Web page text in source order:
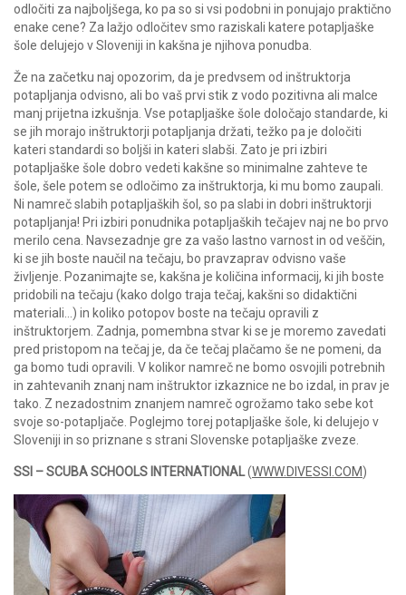
odločiti za najboljšega, ko pa so si vsi podobni in ponujajo praktično
enake cene? Za lažjo odločitev smo raziskali katere potapljaške
šole delujejo v Sloveniji in kakšna je njihova ponudba.
Že na začetku naj opozorim, da je predvsem od inštruktorja
potapljanja odvisno, ali bo vaš prvi stik z vodo pozitivna ali malce
manj prijetna izkušnja. Vse potapljaške šole določajo standarde, ki
se jih morajo inštruktorji potapljanja držati, težko pa je določiti
kateri standardi so boljši in kateri slabši. Zato je pri izbiri
potapljaške šole dobro vedeti kakšne so minimalne zahteve te
šole, šele potem se odločimo za inštruktorja, ki mu bomo zaupali.
Ni namreč slabih potapljaških šol, so pa slabi in dobri inštruktorji
potapljanja! Pri izbiri ponudnika potapljaških tečajev naj ne bo prvo
merilo cena. Navsezadnje gre za vašo lastno varnost in od veščin,
ki se jih boste naučil na tečaju, bo pravzaprav odvisno vaše
življenje. Pozanimajte se, kakšna je količina informacij, ki jih boste
pridobili na tečaju (kako dolgo traja tečaj, kakšni so didaktični
materiali…) in koliko potopov boste na tečaju opravili z
inštruktorjem. Zadnja, pomembna stvar ki se je moremo zavedati
pred pristopom na tečaj je, da če tečaj plačamo še ne pomeni, da
ga bomo tudi opravili. V kolikor namreč ne bomo osvojili potrebnih
in zahtevanih znanj nam inštruktor izkaznice ne bo izdal, in prav je
tako. Z nezadostnim znanjem namreč ogrožamo tako sebe kot
svoje so-potapljače. Poglejmo torej potapljaške šole, ki delujejo v
Sloveniji in so priznane s strani Slovenske potapljaške zveze.
SSI – SCUBA SCHOOLS INTERNATIONAL(WWW.DIVESSI.COM)